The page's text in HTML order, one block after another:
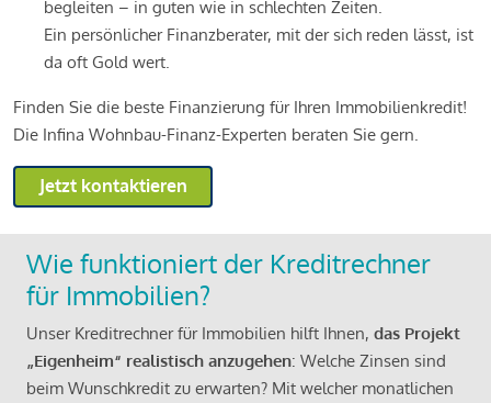
begleiten – in guten wie in schlechten Zeiten.
Ein persönlicher Finanzberater, mit der sich reden lässt, ist
da oft Gold wert.
Finden Sie die beste Finanzierung für Ihren Immobilienkredit!
Die Infina Wohnbau-Finanz-Experten beraten Sie gern.
Jetzt kontaktieren
Wie funktioniert der Kreditrechner
für Immobilien?
Unser Kreditrechner für Immobilien hilft Ihnen, das Projekt
„Eigenheim“ realistisch anzugehen: Welche Zinsen sind
beim Wunschkredit zu erwarten? Mit welcher monatlichen